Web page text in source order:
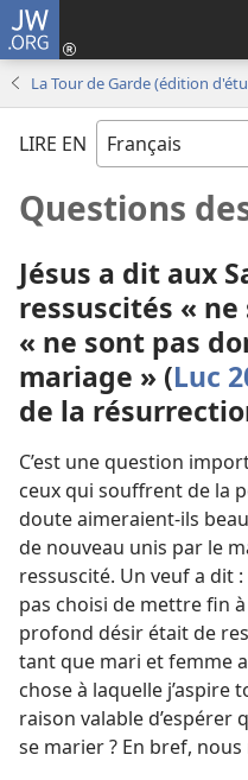
JW.ORG
La Tour de Garde (édition
LIRE EN
Questions
Jésus a dit aux
ressuscités «
« ne sont pas
mariage » (Luc
de la
C’est une question
ceux qui souffrent de la
doute aimeraient-ils
de nouveau unis par le
ressuscité. Un veuf a dit
pas choisi de mettre fin
profond désir était de
tant que mari et femme
chose à laquelle j’aspire
raison valable
se marier ? En bref, nous